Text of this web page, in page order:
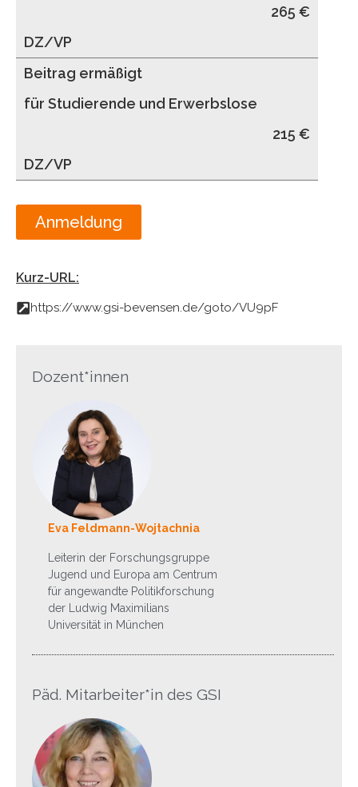
265 €
DZ/VP
Beitrag ermäßigt
für Studierende und Erwerbslose
215 €
DZ/VP
Anmeldung
Kurz-URL:
https://www.gsi-bevensen.de/goto/VU9pF
Dozent*innen
Eva Feldmann-Wojtachnia
Leiterin der Forschungsgruppe
Jugend und Europa am Centrum
für angewandte Politikforschung
der Ludwig Maximilians
Universität in München
Päd. Mitarbeiter*in des GSI